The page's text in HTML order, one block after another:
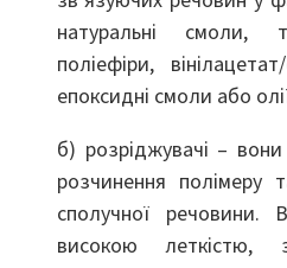
натуральні смоли,
поліефіри,
епоксидні смоли або
б) розріджувачі –
розчинення полімеру
сполучної речовини.
високою леткістю,